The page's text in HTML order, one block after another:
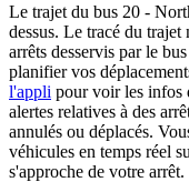
Le trajet du bus 20 -
dessus. Le tracé du trajet
arrêts desservis par le
planifier vos
l'appli pour voir les infos
alertes relatives à des
annulés ou déplacés.
véhicules en temps réel
s'approche de votre arrêt.